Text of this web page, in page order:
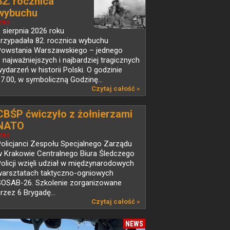
sierpnia 2026 roku
82. rocznica wybuchu
Warszawskiego – jednego
najważniejszych i najbardziej tragicznych
w historii Polski. O godzinie
w symboliczną Godzinę...
Czytaj całość »
ćwiczyło z żołnierzami
Zespołu Specjalnego Zarządu
Krakowie Centralnego Biura Śledczego
wzięli udział w międzynarodowych
taktyczno-ogniowych
26. Szkolenie zorganizowane
6 Brygadę...
Czytaj całość »
NEWS